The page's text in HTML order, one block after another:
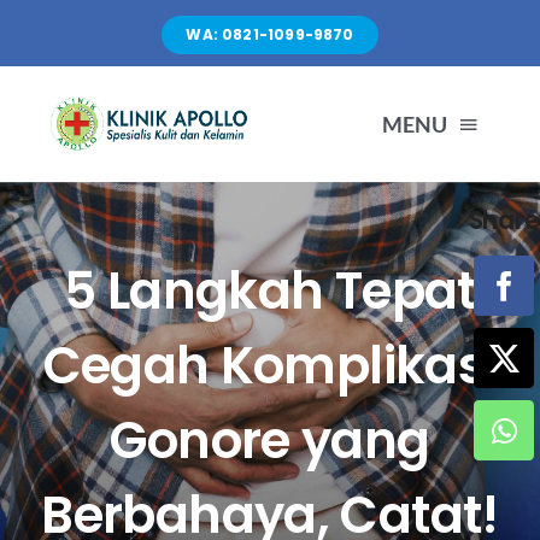
content
WA: 0821-1099-9870
MENU
TENTANG KAMI
LAYANAN
FASILITAS
ARTIKEL
5 Langkah Tepat
Cegah Komplikasi
Gonore yang
Berbahaya, Catat!
Share